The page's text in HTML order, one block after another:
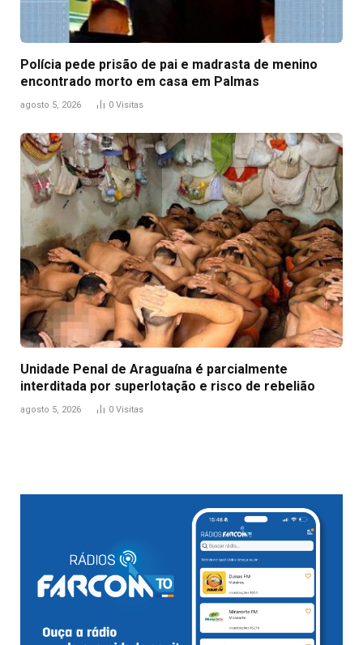
Polícia pede prisão de pai e madrasta de menino
encontrado morto em casa em Palmas
agosto 5, 2026 0 Visitas
Unidade Penal de Araguaína é parcialmente
interditada por superlotação e risco de rebelião
agosto 5, 2026 0 Visitas